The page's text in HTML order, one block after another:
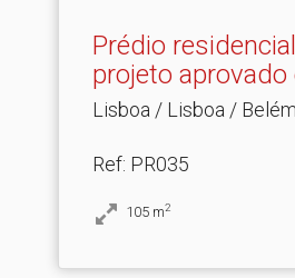
Prédio
projeto aprovado
Lisboa / Lisboa / Belém
Ref: PR035
105 m2